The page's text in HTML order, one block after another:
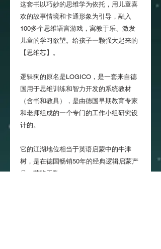
这套书以巧妙的思维学为依托，用儿童喜
欢的故事情境和卡通形象为引导，融入
100多个思维语言游戏，寓教于乐、激发
儿童的学习欲望。给孩子一颗强大起来的
【思维芯】。
逻辑狗的原名是LOGICO，是一套来自德
国用于思维训练和智力开发的系统教材
（含书和教具），是由德国早期教育专家
和老师组成的一个专门的工作小组研究设
计的。
它的江湖地位相当于英语启蒙中的牛津
树，是在德国畅销50年的经典逻辑启蒙产
品，获奖无数。